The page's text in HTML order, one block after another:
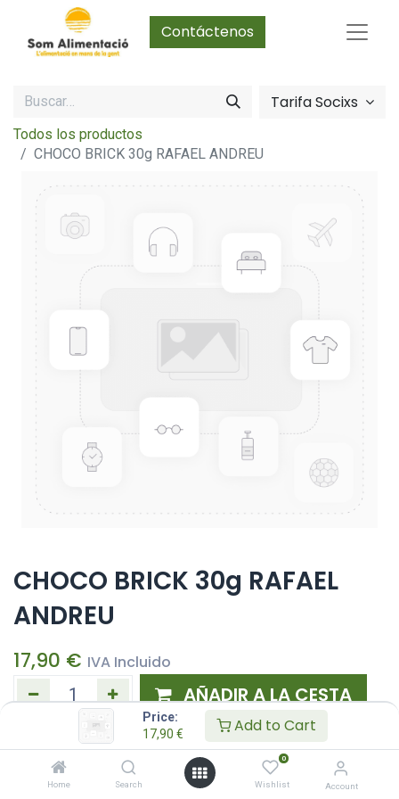
Price:
17,90 € Add to Cart
Home Search
0
Wishlist Account
Contáctenos
Tarifa Socixs
Todos los productos
CHOCO BRICK 30g RAFAEL ANDREU
CHOCO BRICK 30g RAFAEL
ANDREU
17,90 € IVA Incluido
AÑADIR A LA CESTA
Añadir a lista de deseos